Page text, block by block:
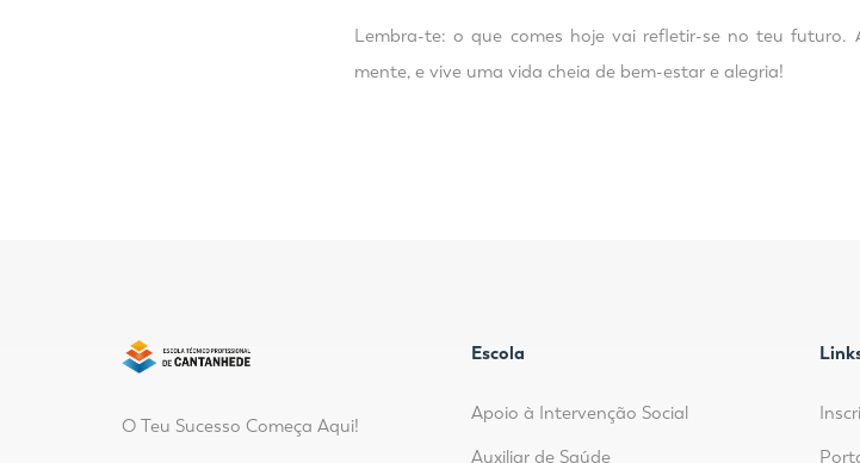
Lembra-te: o que comes hoje vai refletir-se no teu
mente, e vive uma vida cheia de bem-estar e alegria!
O Teu Sucesso Começa Aqui!
Escola
Apoio à Intervenção Social
Auxiliar de Saúde